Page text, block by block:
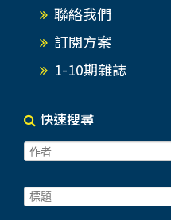
聯絡我們
訂閱方案
1-10期雜誌
快速搜尋